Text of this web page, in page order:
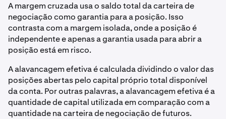
A margem cruzada usa o saldo total da carteira de
negociação como garantia para a posição. Isso
contrasta com a margem isolada, onde a posição é
independente e apenas a garantia usada para abrir a
posição está em risco.
A alavancagem efetiva é calculada dividindo o valor das
posições abertas pelo capital próprio total disponível
da conta. Por outras palavras, a alavancagem efetiva é a
quantidade de capital utilizada em comparação com a
quantidade na carteira de negociação de futuros.